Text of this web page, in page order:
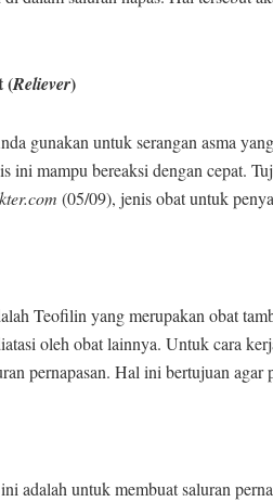
(Reliever)
gunakan untuk serangan asma
ini mampu bereaksi dengan cepat.
(05/09), jenis obat untuk
Teofilin yang merupakan obat
oleh obat lainnya. Untuk cara
pernapasan. Hal ini bertujuan agar
adalah untuk membuat saluran